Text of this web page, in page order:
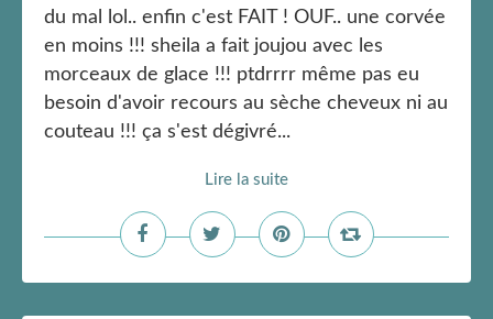
du mal lol.. enfin c'est FAIT ! OUF.. une corvée
en moins !!! sheila a fait joujou avec les
morceaux de glace !!! ptdrrrr même pas eu
besoin d'avoir recours au sèche cheveux ni au
couteau !!! ça s'est dégivré...
Lire la suite